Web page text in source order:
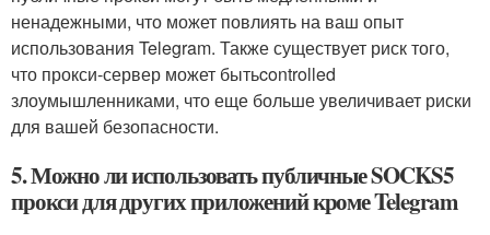
ненадежными, что может повлиять на ваш опыт
использования Telegram. Также существует риск того,
что прокси-сервер может бытьcontrolled
злоумышленниками, что еще больше увеличивает риски
для вашей безопасности.
5. Можно ли использовать публичные SOCKS5
прокси для других приложений кроме Telegram